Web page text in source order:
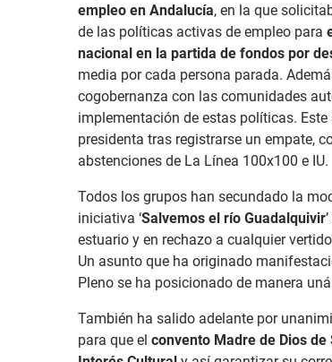
empleo en Andalucía, en la que
de las políticas activas de empleo para
nacional en la partida de fondos por
media por cada persona parada.
cogobernanza con las comunidades
implementación de estas políticas.
presidenta tras registrarse un empate,
abstenciones de La Línea 100x100 e IU.
Todos los grupos han secundado la
iniciativa ‘Salvemos el río Guadalquivir
estuario y en rechazo a cualquier
Un asunto que ha originado
Pleno se ha posicionado de manera
También ha salido adelante por
para que el convento Madre de Dios